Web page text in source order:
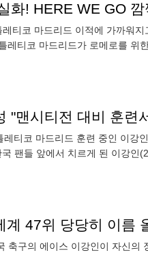
티코 마드리드 이적에 가까워
티코 마드리드가 로메로를 위
"맨시티전 대비 훈련
티코 마드리드 훈련 중인 이강
팬들 앞에서 치르게 된 이강인
축구의 에이스 이강인이 자신의